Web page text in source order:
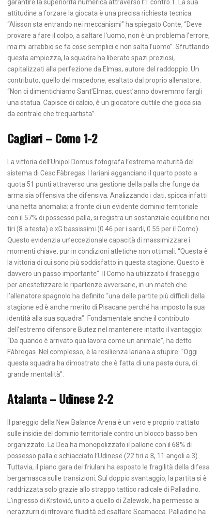
garantire la superiorità numerica attraverso l’1 contro 1. La sua
attitudine a forzare la giocata è una precisa richiesta tecnica:
“Alisson sta entrando nei meccanismi” ha spiegato Conte, “Deve
provare a fare il colpo, a saltare l’uomo, non è un problema l’errore,
ma mi arrabbio se fa cose semplici e non salta l’uomo”. Sfruttando
questa ampiezza, la squadra ha liberato spazi preziosi,
capitalizzati alla perfezione da Elmas, autore del raddoppio. Un
contributo, quello del macedone, esaltato dal proprio allenatore:
“Non ci dimentichiamo Sant’Elmas, quest’anno dovremmo fargli
una statua. Capisce di calcio, è un giocatore duttile che gioca sia
da centrale che trequartista”.
Cagliari – Como 1-2
La vittoria dell’Unipol Domus fotografa l’estrema maturità del
sistema di Cesc Fàbregas. I lariani agganciano il quarto posto a
quota 51 punti attraverso una gestione della palla che funge da
arma sia offensiva che difensiva. Analizzando i dati, spicca infatti
una netta anomalia: a fronte di un evidente dominio territoriale
con il 57% di possesso palla, si registra un sostanziale equilibrio nei
tiri (8 a testa) e xG bassissimi (0.46 per i sardi, 0.55 per il Como).
Questo evidenzia un’eccezionale capacità di massimizzare i
momenti chiave, pur in condizioni atletiche non ottimali. “Questa è
la vittoria di cui sono più soddisfatto in questa stagione. Questo è
davvero un passo importante”. Il Como ha utilizzato il fraseggio
per anestetizzare le ripartenze avversarie, in un match che
l’allenatore spagnolo ha definito “una delle partite più difficili della
stagione ed è anche merito di Pisacane perché ha imposto la sua
identità alla sua squadra”. Fondamentale anche il contributo
dell’estremo difensore Butez nel mantenere intatto il vantaggio:
“Da quando è arrivato qua lavora come un animale”, ha detto
Fàbregas. Nel complesso, è la resilienza lariana a stupire: “Oggi
questa squadra ha dimostrato che è fatta di una pasta dura, di
grande mentalità”.
Atalanta – Udinese 2-2
Il pareggio della New Balance Arena è un vero e proprio trattato
sulle insidie del dominio territoriale contro un blocco basso ben
organizzato. La Dea ha monopolizzato il pallone con il 68% di
possesso palla e schiacciato l’Udinese (22 tiri a 8, 11 angoli a 3).
Tuttavia, il piano gara dei friulani ha esposto le fragilità della difesa
bergamasca sulle transizioni. Sul doppio svantaggio, la partita si è
raddrizzata solo grazie allo strappo tattico radicale di Palladino.
L’ingresso di Krstović, unito a quello di Zalewski, ha permesso ai
nerazzurri di ritrovare fluidità ed esaltare Scamacca. Palladino ha